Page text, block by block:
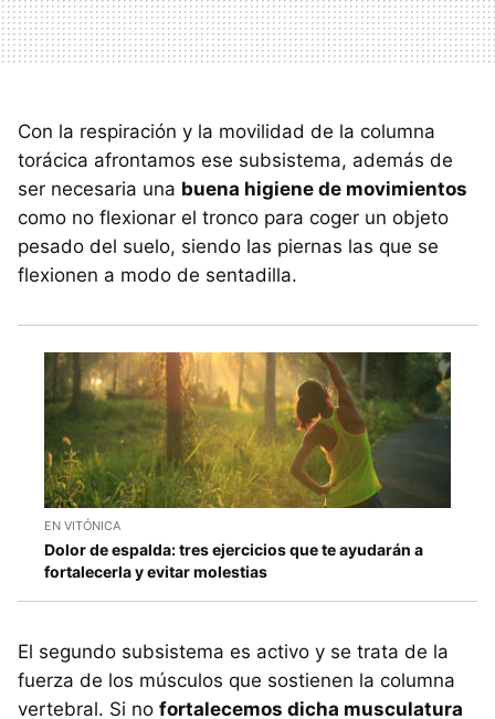
Con la respiración y la movilidad de la columna
torácica afrontamos ese subsistema, además de
ser necesaria una buena higiene de movimientos
como no flexionar el tronco para coger un objeto
pesado del suelo, siendo las piernas las que se
flexionen a modo de sentadilla.
EN VITÓNICA
Dolor de espalda: tres ejercicios que te ayudarán a
fortalecerla y evitar molestias
El segundo subsistema es activo y se trata de la
fuerza de los músculos que sostienen la columna
vertebral. Si no fortalecemos dicha musculatura